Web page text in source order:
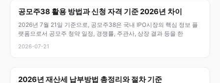
공모주38 활용 방법과 신청 자격 기준 2026년 차이
2026년 7월 21일 기준으로, 공모주38은 국내 IPO시장의 핵심 정보 플
랫폼으로서 공모주 청약 일정, 경쟁률, 주관사, 상장 결과 등을 한
2026-07-21
2026년 재산세 납부방법 총정리와 절차 기준